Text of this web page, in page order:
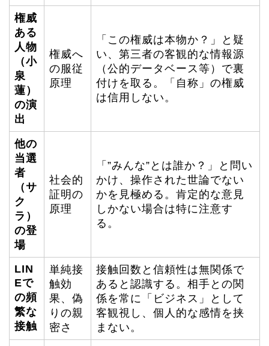
権威
ある
人物
（小
泉
蓮）
の演
出
権威へ
の服従
原理
「この権威は本物か？」と疑
い、第三者の客観的な情報源
（公的データベース等）で裏
付けを取る。「自称」の権威
は信用しない。
他の
当選
者
（サ
ク
ラ）
の登
場
社会的
証明の
原理
「”みんな”とは誰か？」と問い
かけ、操作された世論でない
かを見極める。肯定的な意見
しかない場合は特に注意す
る。
LIN
Eで
の頻
繁な
接触
単純接
触効
果、偽
りの親
密さ
接触回数と信頼性は無関係で
あると認識する。相手との関
係を常に「ビジネス」として
客観視し、個人的な感情を挟
まない。